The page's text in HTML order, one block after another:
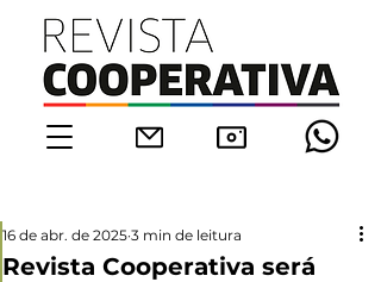
Revista Cooperativa será
16 de abr. de 2025 3 min de leitura